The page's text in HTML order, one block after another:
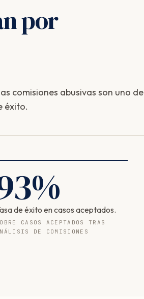
por
comisiones abusivas son uno de
éxito.
%
de éxito en casos aceptados.
CASOS ACEPTADOS TRAS
DE COMISIONES